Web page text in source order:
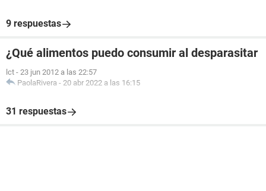
9 respuestas
¿Qué alimentos puedo consumir al desparasitar
lct - 23 jun 2012 a las 22:57
PaolaRivera - 20 abr 2022 a las 16:15
31 respuestas